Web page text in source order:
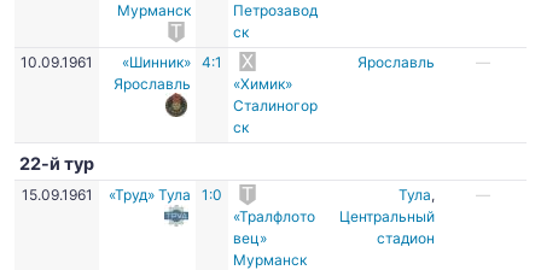
Мурманск
Петрозавод
ск
10.09.1961
«Шинник»
Ярославль
4:1
«Химик»
Сталиногор
ск
Ярославль —
22-й тур
15.09.1961 «Труд» Тула
1:0
«Тралфлото
вец»
Мурманск
Тула,
Центральный
стадион
—